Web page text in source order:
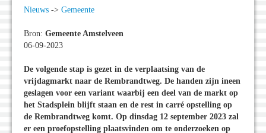
Nieuws -> Gemeente
Bron: Gemeente Amstelveen
06-09-2023
De volgende stap is gezet in de verplaatsing van de
vrijdagmarkt naar de Rembrandtweg. De handen zijn ineen
geslagen voor een variant waarbij een deel van de markt op
het Stadsplein blijft staan en de rest in carré opstelling op
de Rembrandtweg komt. Op dinsdag 12 september 2023 zal
er een proefopstelling plaatsvinden om te onderzoeken op